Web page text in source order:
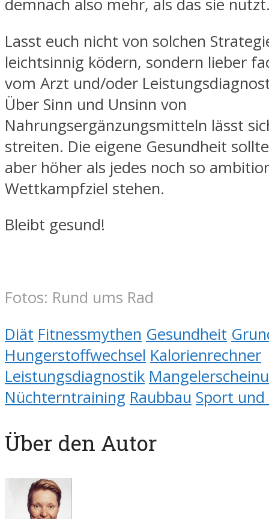
demnach also mehr, als das sie
Lasst euch nicht von solchen
leichtsinnig ködern, sondern lieber
vom Arzt und/oder
Über Sinn und Unsinn von
Nahrungsergänzungsmitteln lässt
streiten. Die eigene Gesundheit
aber höher als jedes noch so
Wettkampfziel stehen.
Bleibt gesund!
Fotos: Rund ums Rad
Diät Fitnessmythen Gesundheit
Hungerstoffwechsel Kalorienrechner
Leistungsdiagnostik
Nüchterntraining Raubbau Sport
Über den Autor